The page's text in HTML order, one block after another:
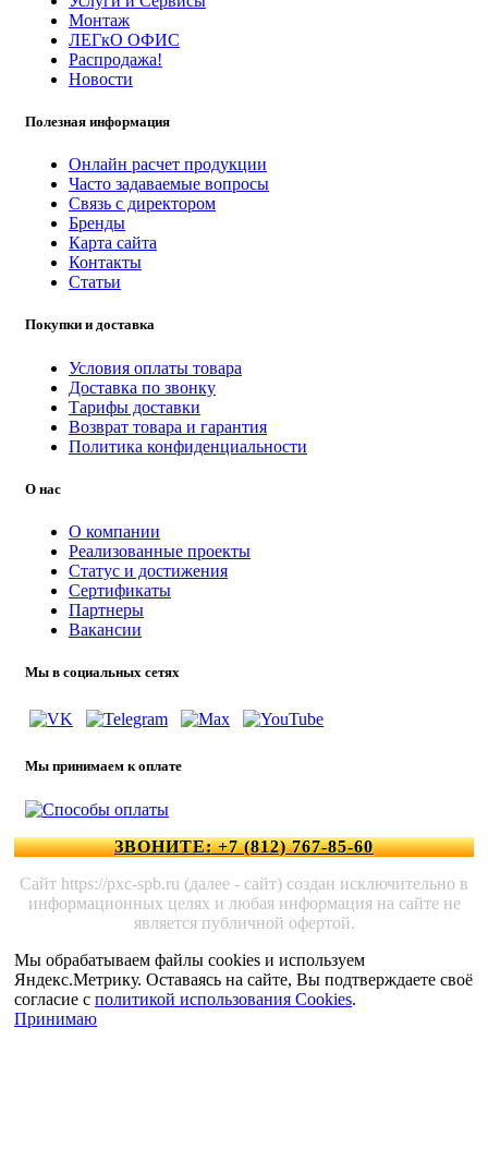
Монтаж
ЛЕГкО ОФИС
Распродажа!
Новости
Полезная информация
Онлайн расчет продукции
Часто задаваемые вопросы
Связь с директором
Бренды
Карта сайта
Контакты
Статьи
Покупки и доставка
Условия оплаты товара
Доставка по звонку
Тарифы доставки
Возврат товара и гарантия
Политика конфиденциальности
О нас
О компании
Реализованные проекты
Статус и достижения
Сертификаты
Партнеры
Вакансии
Мы в социальных сетях
Мы принимаем к оплате
ЗВОНИТЕ: +7 (812) 767-85-60
Сайт https://pxc-spb.ru (далее - сайт) создан исключительно в
информационных целях и любая информация на сайте не
является публичной офертой.
Мы обрабатываем файлы cookies и используем
Яндекс.Метрику. Оставаясь на сайте, Вы подтверждаете своё
согласие с политикой использования Cookies.
Принимаю